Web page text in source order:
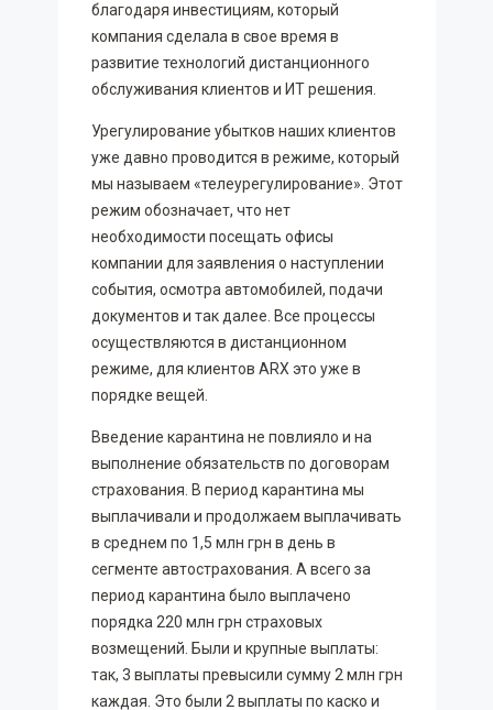
благодаря инвестициям, который
компания сделала в свое время в
развитие технологий дистанционного
обслуживания клиентов и ИТ решения.
Урегулирование убытков наших клиентов
уже давно проводится в режиме, который
мы называем «телеурегулирование». Этот
режим обозначает, что нет
необходимости посещать офисы
компании для заявления о наступлении
события, осмотра автомобилей, подачи
документов и так далее. Все процессы
осуществляются в дистанционном
режиме, для клиентов ARX это уже в
порядке вещей.
Введение карантина не повлияло и на
выполнение обязательств по договорам
страхования. В период карантина мы
выплачивали и продолжаем выплачивать
в среднем по 1,5 млн грн в день в
сегменте автострахования. А всего за
период карантина было выплачено
порядка 220 млн грн страховых
возмещений. Были и крупные выплаты:
так, 3 выплаты превысили сумму 2 млн грн
каждая. Это были 2 выплаты по каско и